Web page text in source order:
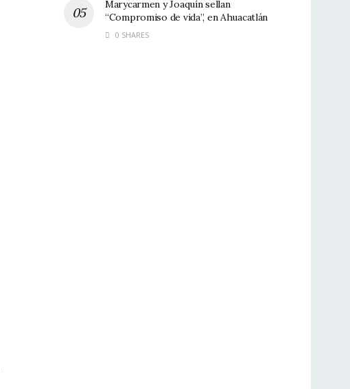
Marycarmen y Joaquín sellan
“Compromiso de vida”, en Ahuacatlán
0 SHARES